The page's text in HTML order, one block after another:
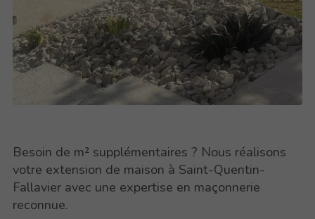
Besoin de m² supplémentaires ? Nous réalisons
votre extension de maison à Saint-Quentin-
Fallavier avec une expertise en maçonnerie
reconnue.